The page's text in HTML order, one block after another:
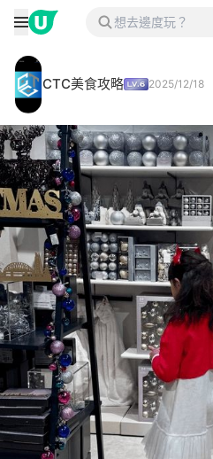
CTC美食攻略 2025/12/18